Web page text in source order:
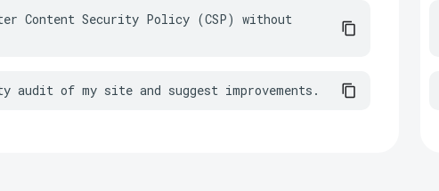
Content Security Policy (CSP) without
audit of my site and suggest improvements.